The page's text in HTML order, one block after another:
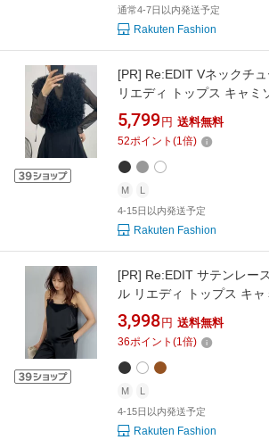
通常4-7日以内発送予定
Rakuten Fashion
[PR] Re:EDIT Vネックチ
リエディ トップス キャミ
ー ブラック【送料無料】
5,799 円 送料無料
52ポイント (1倍)
M
L
4-15日以内発送予定
Rakuten Fashion
[PR] Re:EDIT サテンレー
ル リエディ トップス キ
ラック ブラウン【送料無料
3,998 円 送料無料
36ポイント (1倍)
M
L
4-15日以内発送予定
Rakuten Fashion